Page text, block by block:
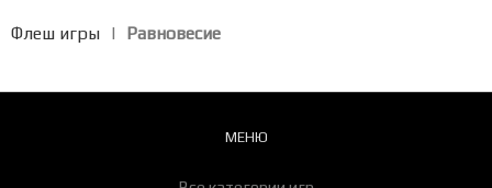
Флеш игры | Равновесие
МЕНЮ